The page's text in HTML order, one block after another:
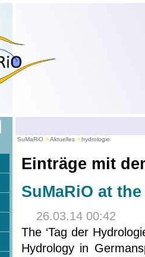
SuMaRiO Aktuelles hydrologie
Einträge mit
SuMaRiO at
26.03.14 00:42
The ‘Tag der
Hydrology in